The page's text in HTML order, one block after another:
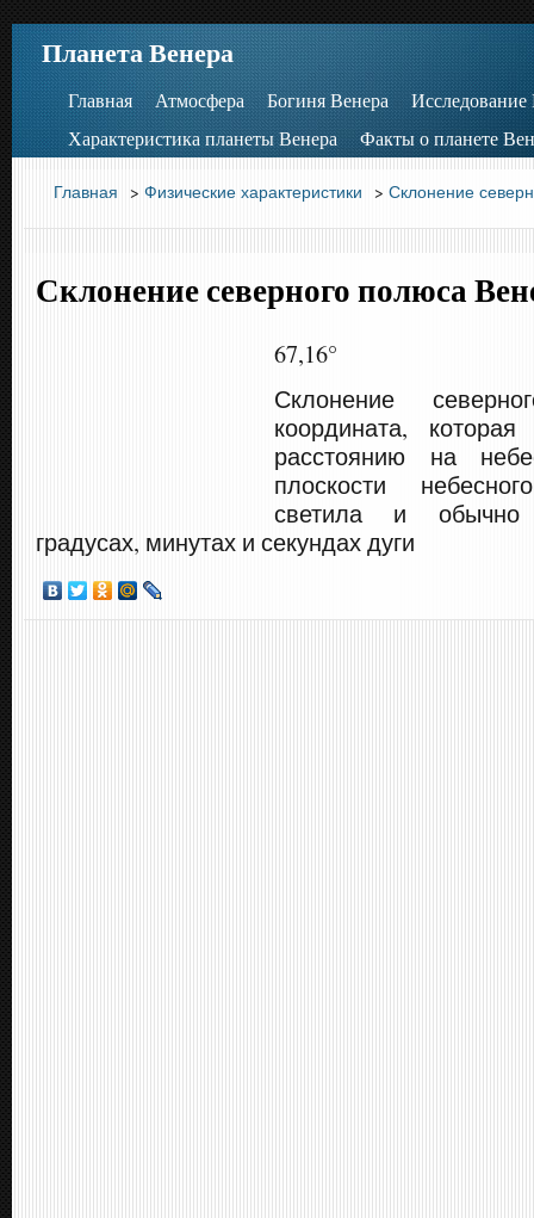
Планета Венера
Главная Атмосфера Богиня Венера
Характеристика планеты Венера
Факты о планете
Главная > Физические характеристики > Склонение
Склонение северного полюса
67,16°
Склонение
координата,
расстоянию на
плоскости
светила и
градусах, минутах и секундах дуги